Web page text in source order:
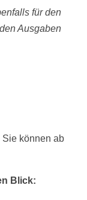
für den
Ausgaben
können ab
Blick: